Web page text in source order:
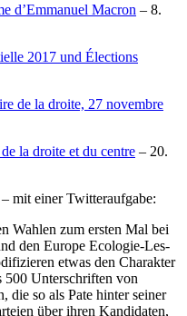
d’Emmanuel Macron – 8.
2017 und Élections
de la droite, 27 novembre
la droite et du centre – 20.
mit einer Twitteraufgabe:
Wahlen zum ersten Mal bei
den Europe Ecologie-Les-
etwas den Charakter
500 Unterschriften von
die so als Pate hinter seiner
über ihren Kandidaten,